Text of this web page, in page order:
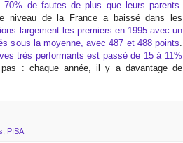
de fautes de plus que leurs parents
niveau de la France a baissé dans les
largement les premiers en 1995 avec un
sous la moyenne, avec 487 et 488 points
très performants est passé de 15 à 11%
pas : chaque année, il y a davantage de
PISA